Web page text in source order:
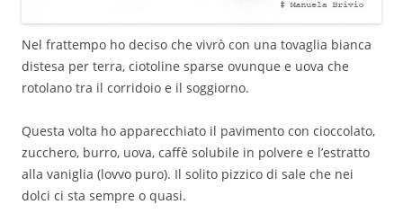
Nel frattempo ho deciso che vivrò con una tovaglia bianca
distesa per terra, ciotoline sparse ovunque e uova che
rotolano tra il corridoio e il soggiorno.
Questa volta ho apparecchiato il pavimento con cioccolato,
zucchero, burro, uova, caffè solubile in polvere e l’estratto
alla vaniglia (lovvo puro). Il solito pizzico di sale che nei
dolci ci sta sempre o quasi.